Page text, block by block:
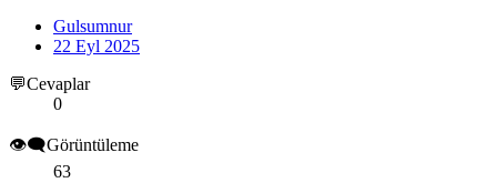
Gulsumnur
22 Eyl 2025
💬Cevaplar
0
👁️‍🗨️Görüntüleme
63